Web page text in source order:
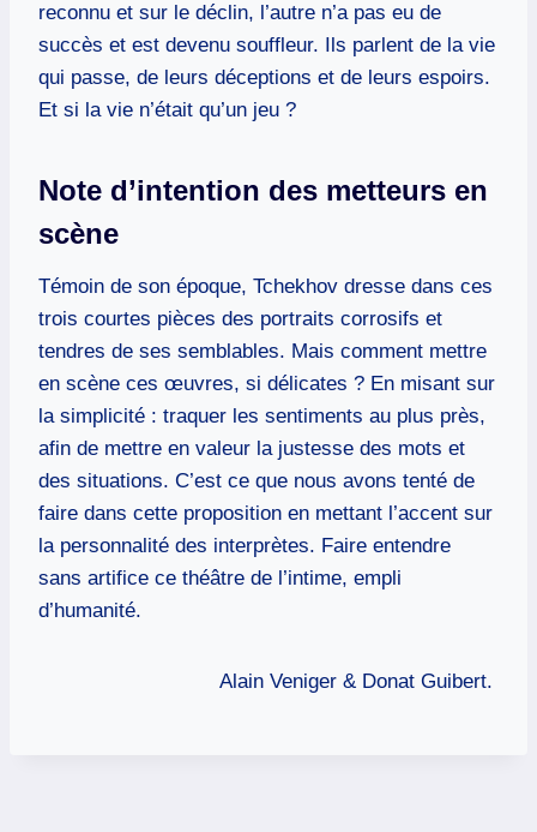
reconnu et sur le déclin, l’autre n’a pas eu de
succès et est devenu souffleur. Ils parlent de la vie
qui passe, de leurs déceptions et de leurs espoirs.
Et si la vie n’était qu’un jeu ?
Note d’intention des metteurs en
scène
Témoin de son époque, Tchekhov dresse dans ces
trois courtes pièces des portraits corrosifs et
tendres de ses semblables. Mais comment mettre
en scène ces œuvres, si délicates ? En misant sur
la simplicité : traquer les sentiments au plus près,
afin de mettre en valeur la justesse des mots et
des situations. C’est ce que nous avons tenté de
faire dans cette proposition en mettant l’accent sur
la personnalité des interprètes. Faire entendre
sans artifice ce théâtre de l’intime, empli
d’humanité.
Alain Veniger & Donat Guibert.